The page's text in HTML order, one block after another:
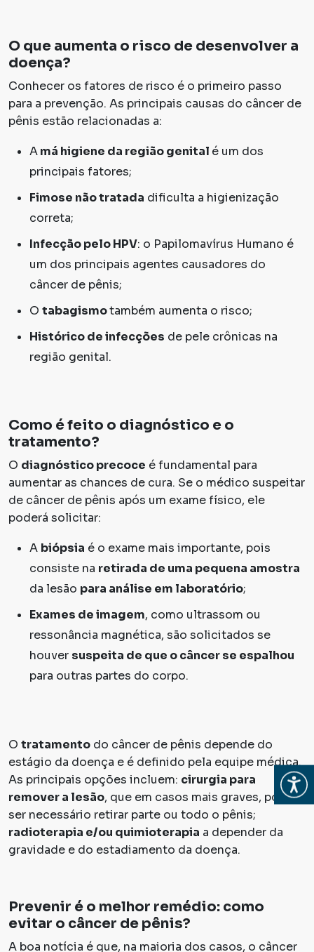
Abrir
O que aumenta o risco de desenvolver a
doença?
Conhecer os fatores de risco é o primeiro passo
para a prevenção. As principais causas do câncer de
pênis estão relacionadas a:
Amá higiene da região genital é um dos
principais fatores;
Fimose não tratada dificulta a higienização
correta;
Infecção pelo HPV: o Papilomavírus Humano é
um dos principais agentes causadores do
câncer de pênis;
O tabagismotambém aumenta o risco;
Histórico de infecções de pele crônicas na
região genital.
Como é feito o diagnóstico e o
tratamento?
O diagnóstico precoce é fundamental para
aumentar as chances de cura. Se o médico suspeitar
de câncer de pênis após um exame físico, ele
poderá solicitar:
A biópsia é o exame mais importante, pois
consiste na retirada de uma pequena amostra
da lesão para análise em laboratório;
Exames de imagem, como ultrassom ou
ressonância magnética, são solicitados se
houver suspeita de que o câncer se espalhou
para outras partes do corpo.
O tratamento do câncer de pênis depende do
estágio da doença e é definido pela equipe médica.
As principais opções incluem: cirurgia para
remover a lesão, que em casos mais graves, pode
ser necessário retirar parte ou todo o pênis;
radioterapia e/ou quimioterapia a depender da
gravidade e do estadiamento da doença.
Prevenir é o melhor remédio: como
evitar o câncer de pênis?
A boa notícia é que, na maioria dos casos, o câncer